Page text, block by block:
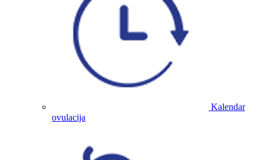
Kalendar
ovulacija